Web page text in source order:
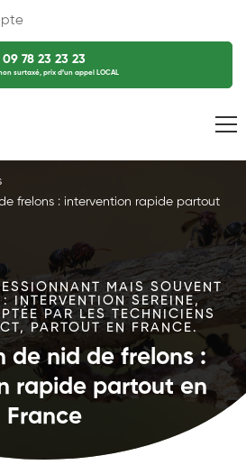
09 78 23 23 23
surtaxé, prix d’un appel LOCAL
frelons : intervention rapide partout
MAIS SOUVENT
INTERVENTION SEREINE,
PAR LES TECHNICIENS
PARTOUT EN FRANCE.
de nid de frelons :
rapide partout en
France